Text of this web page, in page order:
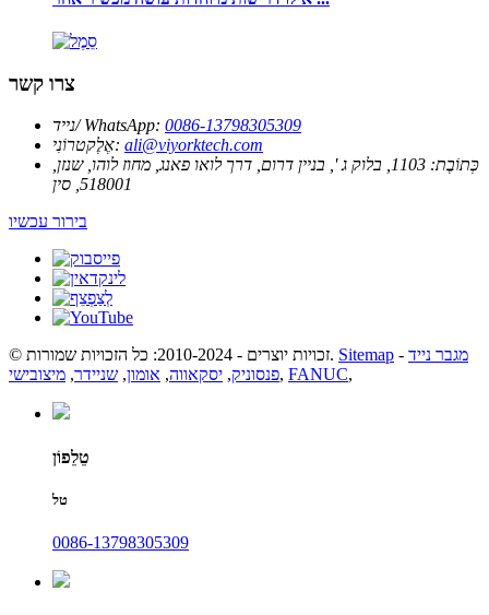
צרו קשר
נייד/ WhatsApp: 0086-13798305309
אֶלֶקטרוֹנִי: ali@viyorktech.com
כְּתוֹבֶת:
1103, בלוק ג ', בניין דרום, דרך לואו פאנג, מחוז לוהו, שנזן,
518001, סין
בירור עכשיו
© זכויות יוצרים - 2010-2024: כל הזכויות שמורות. Sitemap - מגבר נייד
פנסוניק, יסקאווה, אומון, שניידר, מיצובישי , FANUC,
טֵלֵפוֹן
טל
0086-13798305309